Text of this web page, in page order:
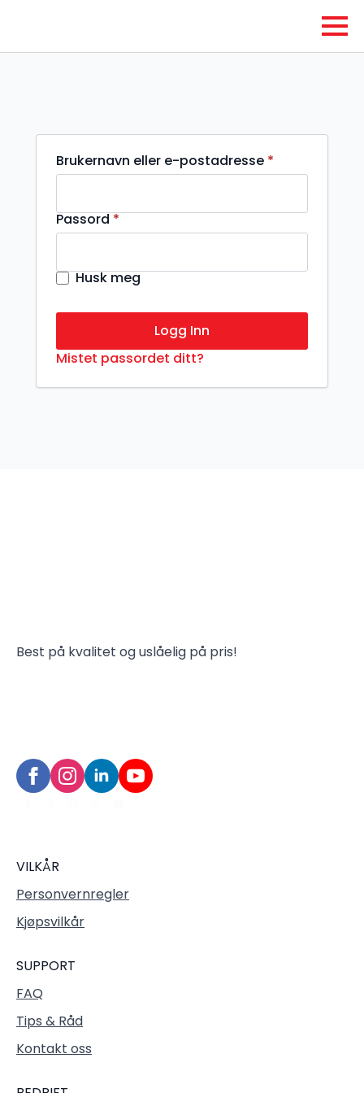
Brukernavn eller e-postadresse *
Passord*Påkrevd
Husk meg
Logg Inn
Mistet passordet ditt?
Best på kvalitet og uslåelig på pris!
VILKÅR
Personvernregler
Kjøpsvilkår
SUPPORT
FAQ
Tips & Råd
Kontakt oss